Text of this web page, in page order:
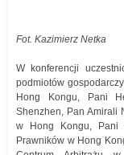
Fot. Kazimierz Netka
W konferencji
podmiotów
Hong Kongu, Pani
Shenzhen, Pan Amirali
w Hong Kongu, Pani
Prawników w Hong